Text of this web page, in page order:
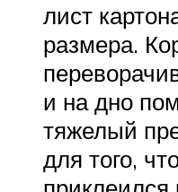
лист
размера.
и на дно
тяжелый
для того,